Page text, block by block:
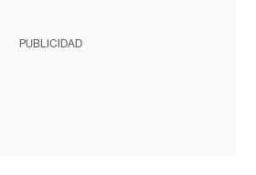
PUBLICIDAD